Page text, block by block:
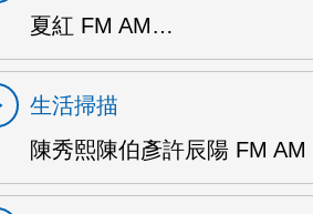
夏紅 FM AM…
生活掃描
陳秀熙陳伯彥許辰陽 FM AM